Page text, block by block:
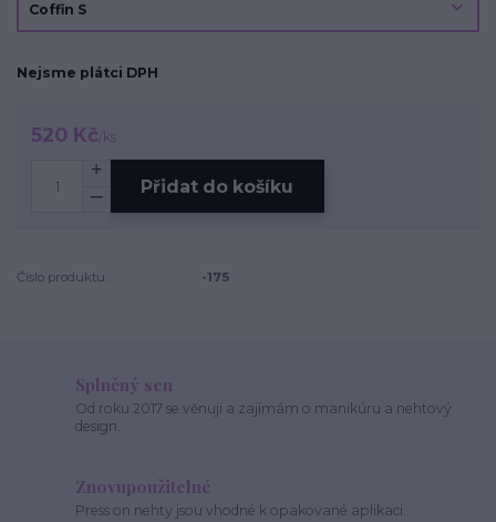
Nejsme plátci DPH
520 Kč/ks
Přidat do košíku
Číslo produktu: -175
Splněný sen
Od roku 2017 se věnuji a zajímám o manikúru a nehtový
design.
Znovupoužitelné
Press on nehty jsou vhodné k opakované aplikaci.